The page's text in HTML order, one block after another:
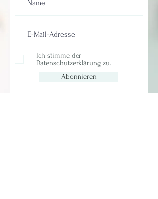
Ich stimme der
Datenschutzerklärung zu.
Abonnieren